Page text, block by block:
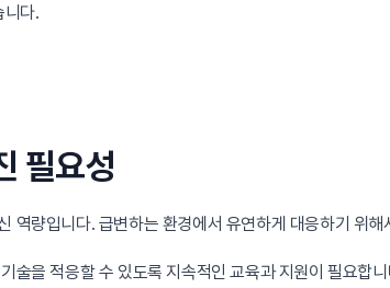
니다.
필요성
역량입니다. 급변하는 환경에서 유연하게 대응하기
술을 적응할 수 있도록 지속적인 교육과 지원이 필요합니